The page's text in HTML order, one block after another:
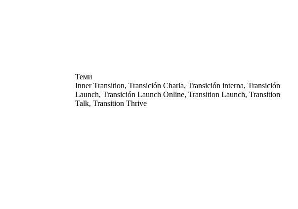
Теми
Inner Transition, Transición Charla, Transición interna, Transición
Launch, Transición Launch Online, Transition Launch, Transition
Talk, Transition Thrive